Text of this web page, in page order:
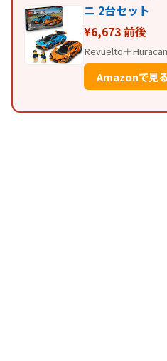
ニ 2台セット
¥6,673 前後
Revuelto＋
Amazonで見